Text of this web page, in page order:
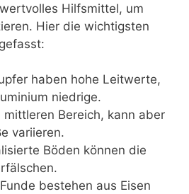
Hilfsmittel, um
Hier die wichtigsten
haben hohe Leitwerte,
niedrige.
mittleren Bereich, kann aber
variieren.
Böden können die
bestehen aus Eisen